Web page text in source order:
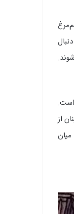
است.
از